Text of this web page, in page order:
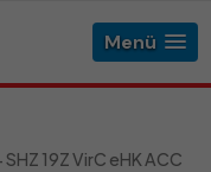
Menü
19Z VirC eHK ACC